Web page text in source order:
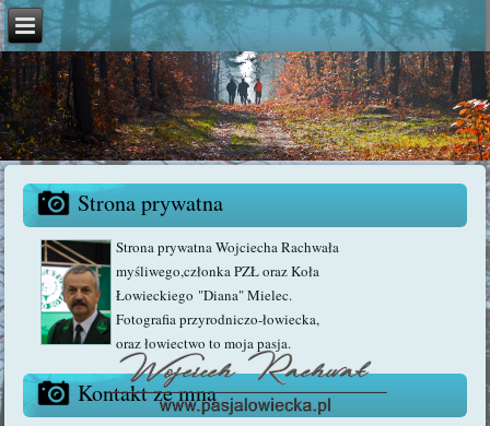
Strona prywatna
Strona prywatna Wojciecha Rachwała
myśliwego,członka PZŁ oraz Koła
Łowieckiego "Diana" Mielec.
Fotografia przyrodniczo-łowiecka,
oraz łowiectwo to moja pasja.
Kontakt ze mną